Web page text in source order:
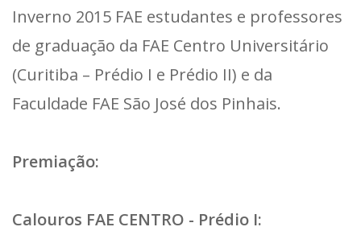
Inverno 2015 FAE estudantes e professores
de graduação da FAE Centro Universitário
(Curitiba – Prédio I e Prédio II) e da
Faculdade FAE São José dos Pinhais.
Premiação:
Calouros FAE CENTRO - Prédio I: